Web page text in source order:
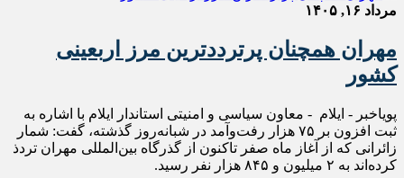
مرداد ۱۶, ۱۴۰۵
مهران همچنان پرترددترین مرز اربعینی
کشور
پویاخبر - ایلام - معاون سیاسی و امنیتی استاندار ایلام با اشاره به
ثبت افزون بر ۷۵ هزار رفت‌وآمد در شبانه‌روز گذشته، گفت: شمار
زائرانی که از آغاز ماه صفر تاکنون از گذرگاه بین‌المللی مهران تردذ
کرده‌اند به ۲ میلیون و ۸۴۵ هزار نفر رسید.